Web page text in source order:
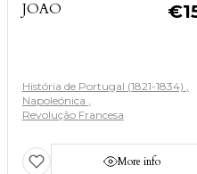
€
História de Portugal (1821-1834)
Napoleónica
Revolução Francesa
More info